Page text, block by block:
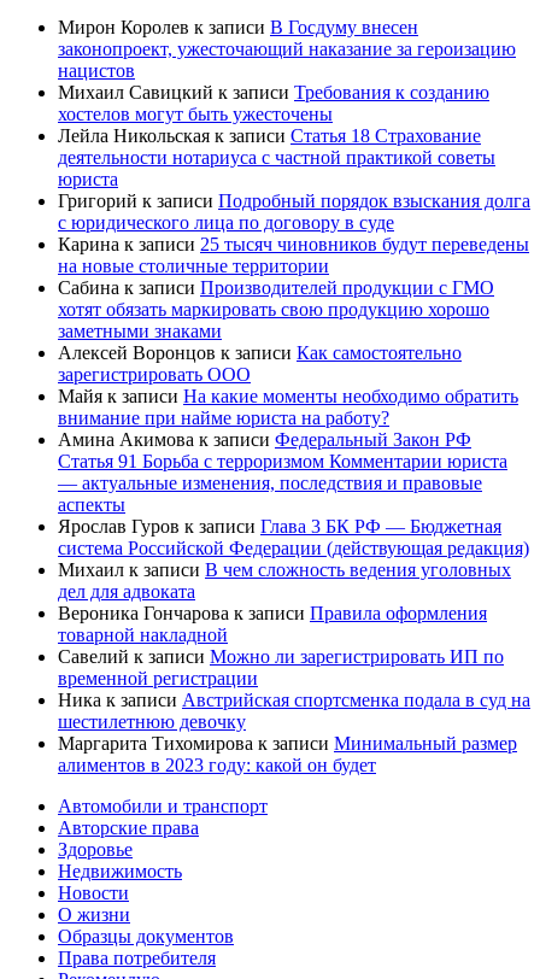
Мирон Королев к записи В Госдуму внесен
законопроект, ужесточающий наказание за героизацию
нацистов
Михаил Савицкий к записи Требования к созданию
хостелов могут быть ужесточены
Лейла Никольская к записи Статья 18 Страхование
деятельности нотариуса с частной практикой советы
юриста
Григорий к записи Подробный порядок взыскания долга
с юридического лица по договору в суде
Карина к записи 25 тысяч чиновников будут переведены
на новые столичные территории
Сабина к записи Производителей продукции с ГМО
хотят обязать маркировать свою продукцию хорошо
заметными знаками
Алексей Воронцов к записи Как самостоятельно
зарегистрировать ООО
Майя к записи На какие моменты необходимо обратить
внимание при найме юриста на работу?
Амина Акимова к записи Федеральный Закон РФ
Статья 91 Борьба с терроризмом Комментарии юриста
— актуальные изменения, последствия и правовые
аспекты
Ярослав Гуров к записи Глава 3 БК РФ — Бюджетная
система Российской Федерации (действующая редакция)
Михаил к записи В чем сложность ведения уголовных
дел для адвоката
Вероника Гончарова к записи Правила оформления
товарной накладной
Савелий к записи Можно ли зарегистрировать ИП по
временной регистрации
Ника к записи Австрийская спортсменка подала в суд на
шестилетнюю девочку
Маргарита Тихомирова к записи Минимальный размер
алиментов в 2023 году: какой он будет
Автомобили и транспорт
Авторские права
Здоровье
Недвижимость
Новости
О жизни
Образцы документов
Права потребителя